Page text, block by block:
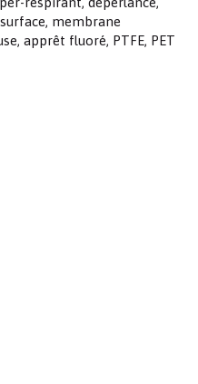
surface, membrane
apprêt fluoré, PTFE, PET